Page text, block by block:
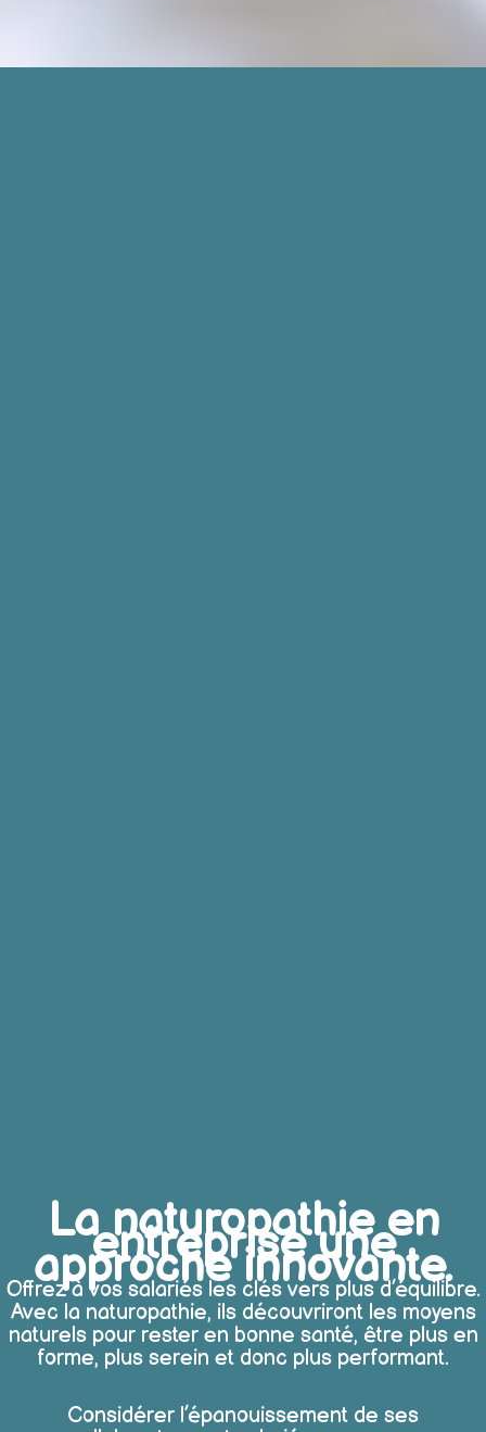
La naturopathie en
entreprise une
approche innovante.
Offrez à vos salariés les clés vers plus d’équilibre.
Avec la naturopathie, ils découvriront les moyens
naturels pour rester en bonne santé, être plus en
forme, plus serein et donc plus performant.
Considérer l’épanouissement de ses